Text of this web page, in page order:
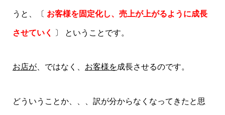
うと、〔 お客様を固定化し、売上が上がるように成長
させていく 〕 ということです。
お店が、ではなく、 お客様を成長させるのです。
どういうことか、、、訳が分からなくなってきたと思